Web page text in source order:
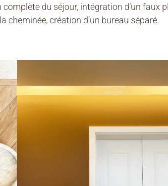
du séjour, intégration d’un faux
cheminée, création d’un bureau séparé.